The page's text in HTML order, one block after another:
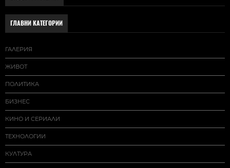
ГЛАВНИ КАТЕГОРИИ
ГАЛЕРИЯ
ЖИВОТ
ПОЛИТИКА
БИЗНЕС
КИНО И СЕРИАЛИ
ТЕХНОЛОГИИ
КУЛТУРА